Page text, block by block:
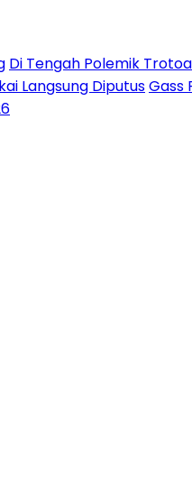
Di Tengah Polemik
Langsung DiputusGass